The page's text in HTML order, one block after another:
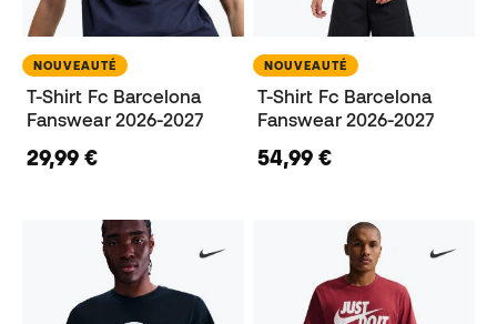
NOUVEAUTÉ
T-Shirt Fc Barcelona
Fanswear 2026-2027
29,99 €
NOUVEAUTÉ
T-Shirt Fc Barcelona
Fanswear 2026-2027
54,99 €